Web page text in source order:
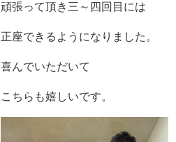
頑張って頂き三～四回目には
正座できるようになりました。
喜んでいただいて
こちらも嬉しいです。